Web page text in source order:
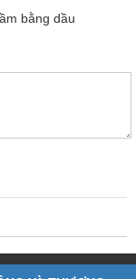
bằng dầu